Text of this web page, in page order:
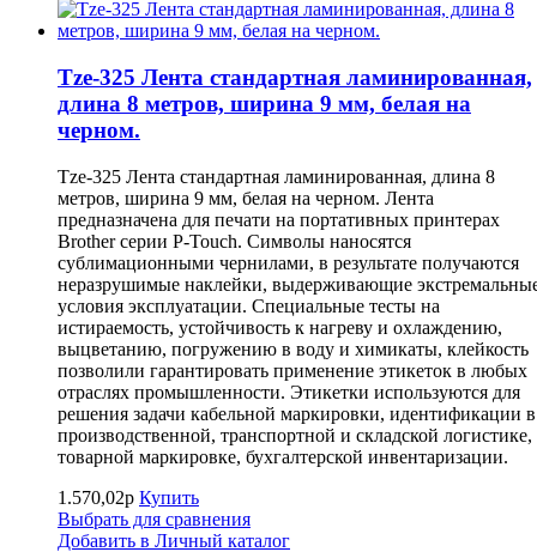
Tze-325 Лента стандартная ламинированная,
длина 8 метров, ширина 9 мм, белая на
черном.
Tze-325 Лента стандартная ламинированная, длина 8
метров, ширина 9 мм, белая на черном. Лента
предназначена для печати на портативных принтерах
Brother серии P-Touch. Символы наносятся
сублимационными чернилами, в результате получаются
неразрушимые наклейки, выдерживающие
условия эксплуатации. Специальные тесты на
истираемость, устойчивость к нагреву и охлаждению,
выцветанию, погружению в воду и химикаты, клейкость
позволили гарантировать применение этикеток в любых
отраслях промышленности. Этикетки используются для
решения задачи кабельной маркировки, идентификации в
производственной, транспортной и складской логистике,
товарной маркировке, бухгалтерской инвентаризации.
1.570,02р Купить
Выбрать для сравнения
Добавить в Личный каталог